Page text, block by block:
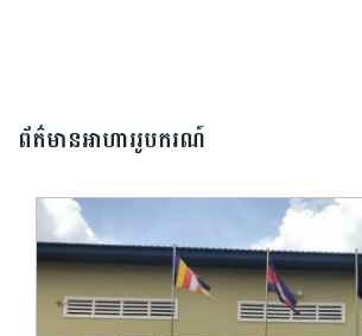
ព័ត៌មានអាហាររូបករណ៍